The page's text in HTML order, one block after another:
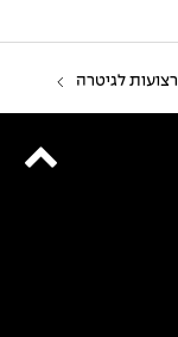
רצועות לגיטרה